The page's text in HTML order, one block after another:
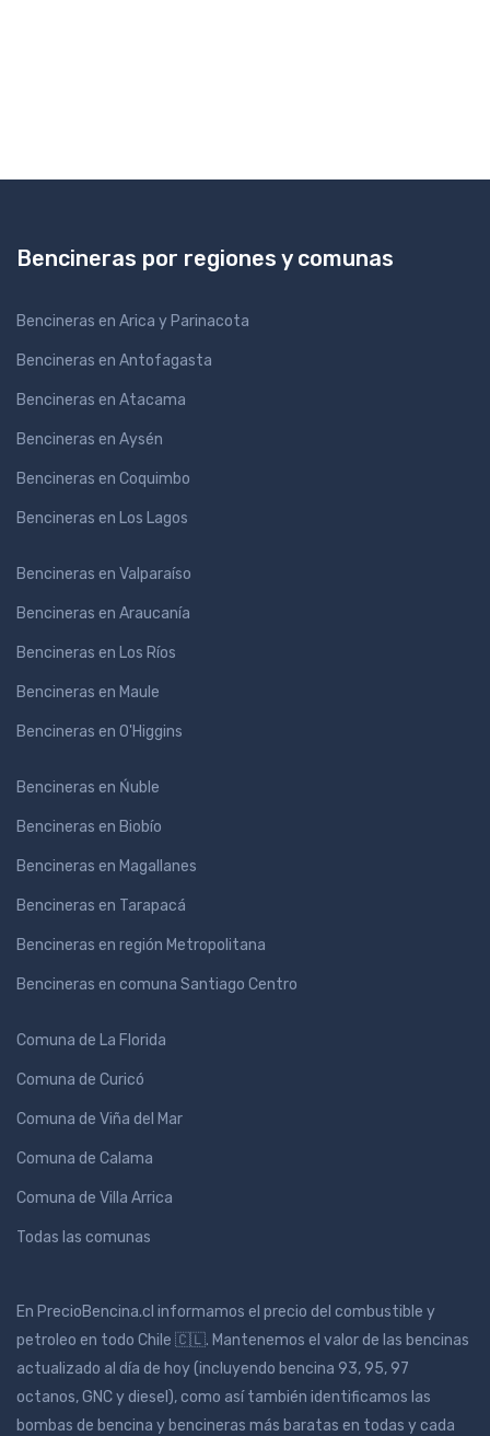
Bencineras por regiones y comunas
Bencineras en Arica y Parinacota
Bencineras en Antofagasta
Bencineras en Atacama
Bencineras en Aysén
Bencineras en Coquimbo
Bencineras en Los Lagos
Bencineras en Valparaíso
Bencineras en Araucanía
Bencineras en Los Ríos
Bencineras en Maule
Bencineras en O'Higgins
Bencineras en Ńuble
Bencineras en Biobío
Bencineras en Magallanes
Bencineras en Tarapacá
Bencineras en región Metropolitana
Bencineras en comuna Santiago Centro
Comuna de La Florida
Comuna de Curicó
Comuna de Viña del Mar
Comuna de Calama
Comuna de Villa Arrica
Todas las comunas
En PrecioBencina.cl informamos el precio del combustible y
petroleo en todo Chile 🇨🇱. Mantenemos el valor de las bencinas
actualizado al día de hoy (incluyendo bencina 93, 95, 97
octanos, GNC y diesel), como así también identificamos las
bombas de bencina y bencineras más baratas en todas y cada